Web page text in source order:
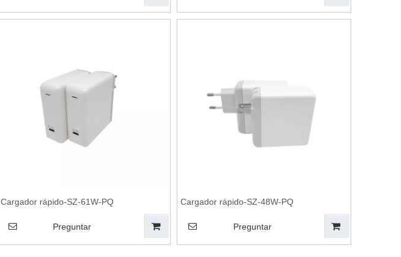
Cargador rápido-SZ-61W-PQ
Preguntar
Cargador rápido-SZ-48W-PQ
Preguntar